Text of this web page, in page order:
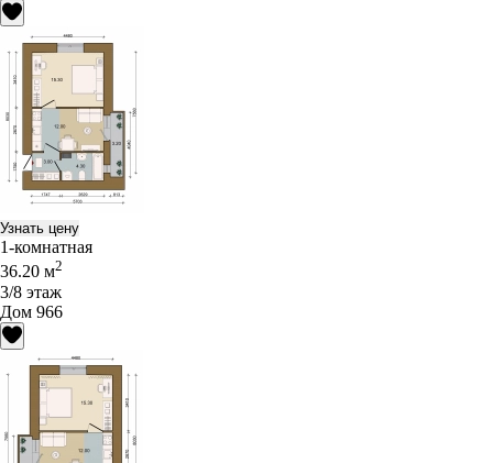
Узнать цену
1-комнатная
36.20 м2
3/8 этаж
Дом 966